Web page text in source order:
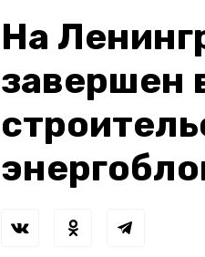
На
завершен